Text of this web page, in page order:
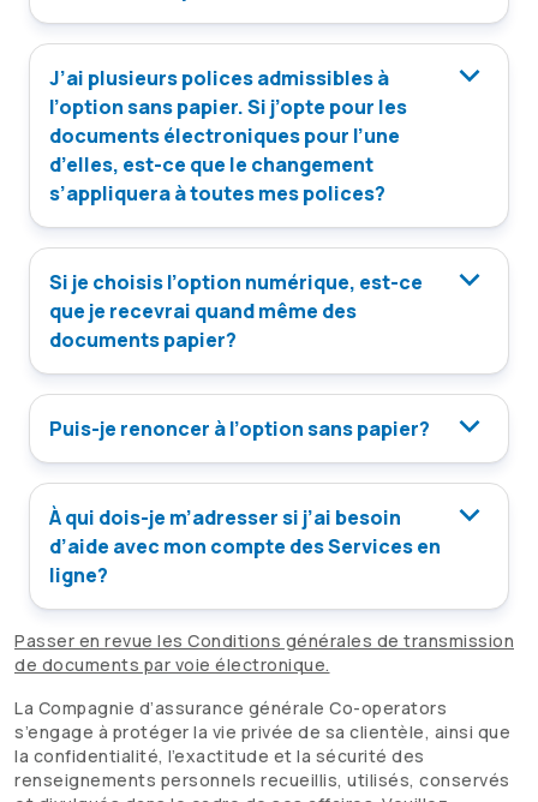
J’ai plusieurs polices admissibles à
l’option sans papier. Si j’opte pour les
documents électroniques pour l’une
d’elles, est-ce que le changement
s’appliquera à toutes mes polices?
Si je choisis l’option numérique, est-ce
que je recevrai quand même des
documents papier?
Puis-je renoncer à l’option sans papier?
À qui dois-je m’adresser si j’ai besoin
d’aide avec mon compte des Services en
ligne?
Passer en revue les Conditions générales de transmission
de documents par voie électronique.
La Compagnie d’assurance générale Co-operators
s’engage à protéger la vie privée de sa clientèle, ainsi que
la confidentialité, l’exactitude et la sécurité des
renseignements personnels recueillis, utilisés, conservés